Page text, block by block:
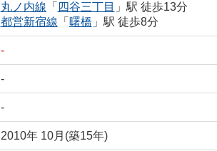
丸ノ内線 「 四谷三丁目 」駅 徒歩13分
都営新宿線 「 曙橋 」駅 徒歩8分
-
-
-
2010年 10月(築15年)